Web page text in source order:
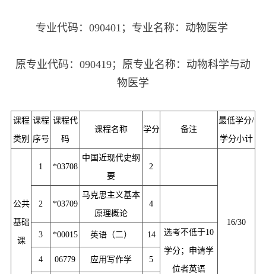
专业代码：090401；专业名称：动物医学
原专业代码：090419；原专业名称：动物科学与动
物医学
课程
类别
课程
序号
课程代
码
课程名称 学分 备注
最低学分/
学分小计
公共
基础
课
1 *03708
中国近现代史纲
要
2
16/30
2 *03709
马克思主义基本
原理概论
4
3 *00015 英语（二） 14 选考不低于10
学分；申请学
位者英语
4 06779 应用写作学 5